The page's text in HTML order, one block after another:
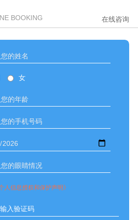
BOOKING 在线咨询
女
个人信息授权和保护声明》